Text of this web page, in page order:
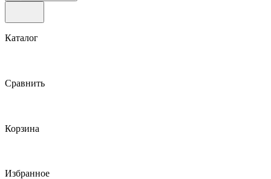
Каталог
Сравнить
Корзина
Избранное